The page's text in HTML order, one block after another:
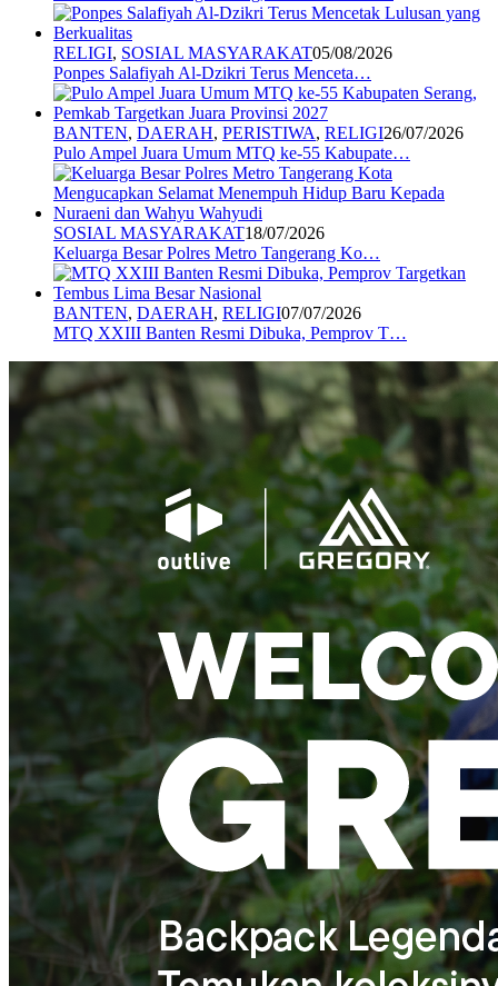
RELIGI, SOSIAL MASYARAKAT05/08/2026
Ponpes Salafiyah Al-Dzikri Terus Menceta…
BANTEN, DAERAH, PERISTIWA, RELIGI26/07/2026
Pulo Ampel Juara Umum MTQ ke-55 Kabupate…
SOSIAL MASYARAKAT18/07/2026
Keluarga Besar Polres Metro Tangerang Ko…
BANTEN, DAERAH, RELIGI07/07/2026
MTQ XXIII Banten Resmi Dibuka, Pemprov T…